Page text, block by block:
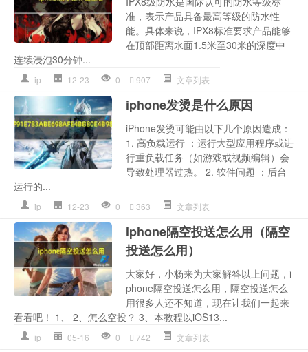
准，表示产品具备最高等级的防水性
能。具体来说，IPX8标准要求产品能够
在顶部距离水面1.5米至30米的深度中
连续浸泡30分钟...
ip 12-23 0 907 文章列表
iphone发烫是什么原因
iPhone发烫可能由以下几个原因造成：
1. 高负载运行 ：运行大型应用程序或进
行重负载任务（如游戏或视频编辑）会
导致处理器过热。 2. 软件问题 ：后台
运行的...
ip 12-23 0 363 文章列表
iphone隔空投送怎么用（隔空
投送怎么用）
大家好，小杨来为大家解答以上问题，i
phone隔空投送怎么用，隔空投送怎么
用很多人还不知道，现在让我们一起来
看看吧！ 1、 2、怎么空投？ 3、本教程以iOS13...
ip 05-16 0 742 文章列表